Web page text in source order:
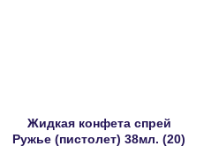
Жидкая конфета спрей
Ружье (пистолет) 38мл. (20)